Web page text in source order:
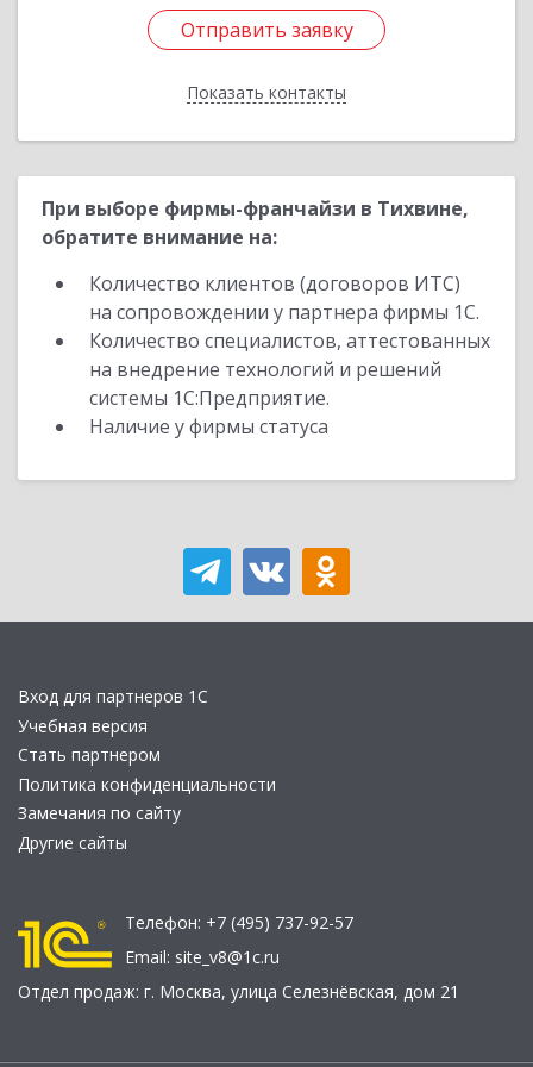
Отправить заявку
Показать контакты
Отправить заявку
Назад
При выборе фирмы-франчайзи в Тихвине,
обратите внимание на:
Количество клиентов (договоров ИТС)
на сопровождении у партнера фирмы 1С.
Количество специалистов, аттестованных
на внедрение технологий и решений
системы 1С:Предприятие.
Наличие у фирмы статуса
Вход для партнеров 1С
Учебная версия
Стать партнером
Политика конфиденциальности
Замечания по сайту
Другие сайты
Телефон: +7 (495) 737-92-57
Email: site_v8@1c.ru
Отдел продаж: г. Москва, улица Селезнёвская, дом 21